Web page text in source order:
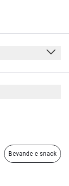
05:00 - 13:30
05:00 - 13:30
Bevande e snack